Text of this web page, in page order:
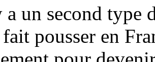
un second type
pousser en